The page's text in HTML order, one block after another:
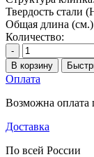
Твердость стали
Общая длина
Количество:
-
В корзину
Оплата
Возможна оплата
Доставка
По всей России